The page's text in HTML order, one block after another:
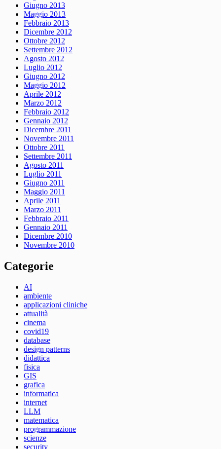
Giugno 2013
Maggio 2013
Febbraio 2013
Dicembre 2012
Ottobre 2012
Settembre 2012
Agosto 2012
Luglio 2012
Giugno 2012
Maggio 2012
Aprile 2012
Marzo 2012
Febbraio 2012
Gennaio 2012
Dicembre 2011
Novembre 2011
Ottobre 2011
Settembre 2011
Agosto 2011
Luglio 2011
Giugno 2011
Maggio 2011
Aprile 2011
Marzo 2011
Febbraio 2011
Gennaio 2011
Dicembre 2010
Novembre 2010
Categorie
AI
ambiente
applicazioni cliniche
attualità
cinema
covid19
database
design patterns
didattica
fisica
GIS
grafica
informatica
internet
LLM
matematica
programmazione
scienze
security